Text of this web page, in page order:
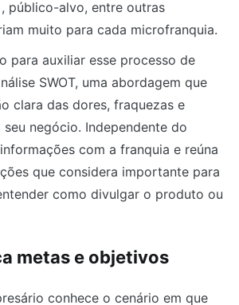
público-alvo, entre outras
muito para cada microfranquia.
para auxiliar esse processo de
SWOT, uma abordagem que
clara das dores, fraquezas e
negócio. Independente do
com a franquia e reúna
que considera importante para
como divulgar o produto ou
metas e objetivos
conhece o cenário em que